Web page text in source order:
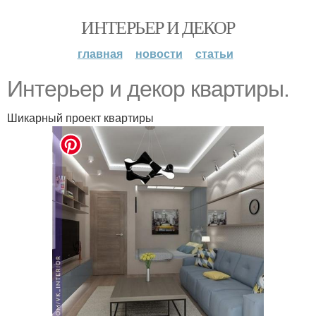
ИНТЕРЬЕР И ДЕКОР
главная новости статьи
Интерьер и декор квартиры.
Шикарный проект квартиры